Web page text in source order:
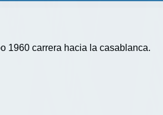
1960 carrera hacia la casablanca.